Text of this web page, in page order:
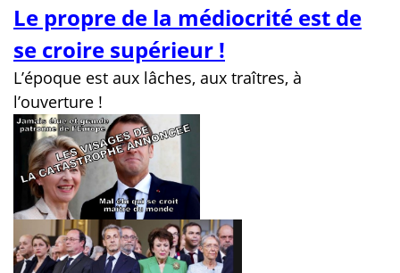
Le propre de la médiocrité est de
se croire supérieur !
L’époque est aux lâches, aux traîtres, à
l’ouverture !